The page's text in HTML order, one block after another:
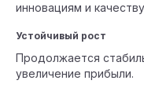
инновациям и
Устойчивый рост
Продолжается
увеличение прибыли.